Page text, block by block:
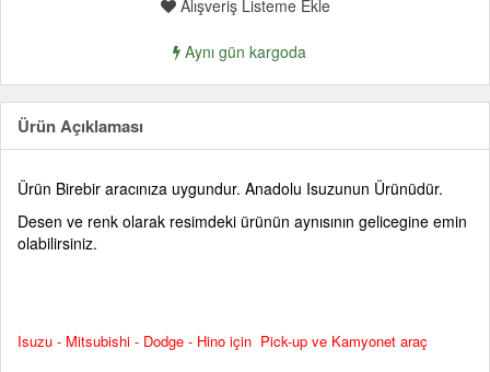
Alışveriş Listeme Ekle
Aynı gün kargoda
Ürün Açıklaması
Ürün Birebir aracınıza uygundur. Anadolu Isuzunun Ürünüdür.
Desen ve renk olarak resimdeki ürünün aynısının gelicegine emin
olabilirsiniz.
Isuzu - Mitsubishi - Dodge - Hino için Pick-up ve Kamyonet araç